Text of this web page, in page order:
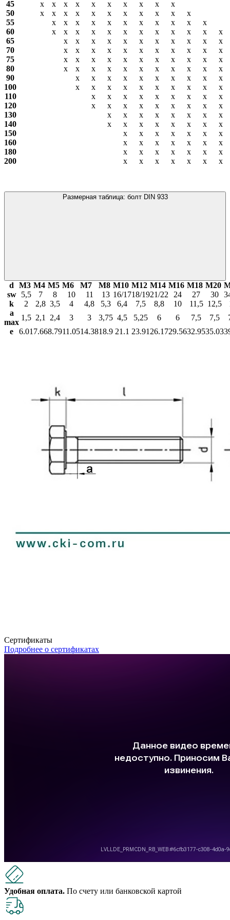
45
х х х х х х х х х
х
50
х х х х х х х х х х
х
55
х х х х х х х х х х
х
60
х х х х х х х х х х х
х
65
х х х х х х х х х х
х
70
х х х х х х х х х х
х
75
х х х х х х х х х х
х
80
х х х х х х х х х х
х
90
х х х х х х х х х
х
100
х х х х х х х х х
х
110
х х х х х х х х
х
120
х х х х х х х х
х
130
х х х х х х х
х
140
х х х х х х х
х
150
х х х х х х
х
160
х х х х х х
х
180
х х х х х х
х
200
х х х х х х х
Размерная таблица: болт DIN 933
d М3 М4 М5 М6 М7 М8 М10 М12 М14 М16 М18 М20
sw
5,5 7 8 10 11 13 16/1718/1921/22 24 27 30
k
2 2,8 3,5 4 4,8 5,3 6,4 7,5 8,8 10 11,5 12,5
a
max
1,5 2,1 2,4 3 3 3,75 4,5 5,25 6 6 7,5 7,5
e
6.01 7.668.7911.0514.3818.9 21.1 23.91 26.1729.5632.9535.03
Сертификаты
Подробнее о сертификатах
Удобная оплата. По счету или банковской картой